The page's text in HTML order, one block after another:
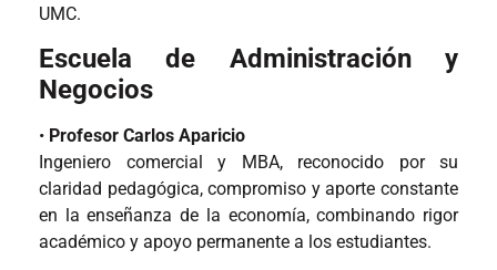
UMC.
Escuela de Administración y
Negocios
• Profesor Carlos Aparicio
Ingeniero comercial y MBA, reconocido por su
claridad pedagógica, compromiso y aporte constante
en la enseñanza de la economía, combinando rigor
académico y apoyo permanente a los estudiantes.